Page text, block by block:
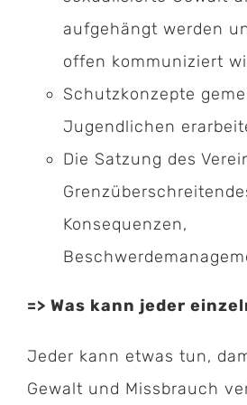
aufgehängt werden
offen kommuniziert
Schutzkonzepte
Jugendlichen
Die Satzung des
Konsequenzen,
=> Was kann jeder
Jeder kann etwas tun,
Gewalt und Missbrauch